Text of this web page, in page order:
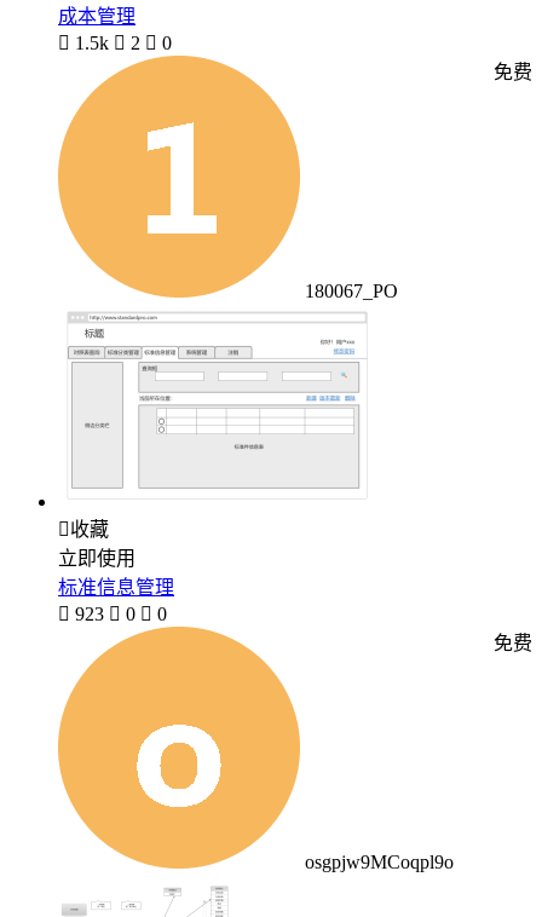
成本管理
 1.5k  2  0
180067_PO
免费
收藏
立即使用
标准信息管理
 923  0  0
osgpjw9MCoqpl9o
免费